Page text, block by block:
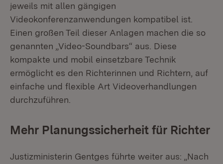
jeweils mit allen gängigen
Videokonferenzanwendungen kompatibel ist.
Einen großen Teil dieser Anlagen machen die so
genannten „Video-Soundbars“ aus. Diese
kompakte und mobil einsetzbare Technik
ermöglicht es den Richterinnen und Richtern, auf
einfache und flexible Art Videoverhandlungen
durchzuführen.
Mehr Planungssicherheit für Richter
Justizministerin Gentges führte weiter aus: „Nach